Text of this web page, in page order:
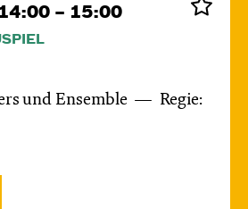
– 15:00
und Ensemble
Regie: